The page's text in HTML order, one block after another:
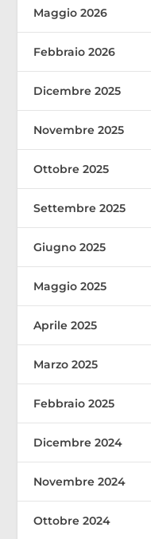
Maggio 2026
Febbraio 2026
Dicembre 2025
Novembre 2025
Ottobre 2025
Settembre 2025
Giugno 2025
Maggio 2025
Aprile 2025
Marzo 2025
Febbraio 2025
Dicembre 2024
Novembre 2024
Ottobre 2024